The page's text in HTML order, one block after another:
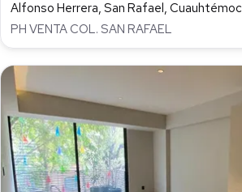
Alfonso Herrera, San Rafael, Cuauhtémoc
PH VENTA COL. SAN RAFAEL